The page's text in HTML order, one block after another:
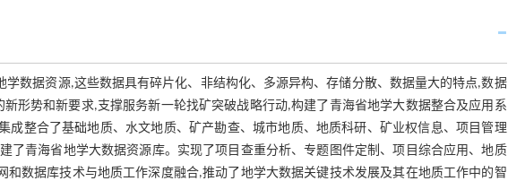
学数据资源,这些数据具有碎片化、非结构化、多源异构、存储分散、数据量大的特点,数据
形势和新要求,支撑服务新一轮找矿突破战略行动,构建了青海省地学大数据整合及应用系
成整合了基础地质、水文地质、矿产勘查、城市地质、地质科研、矿业权信息、项目管理
了青海省地学大数据资源库。实现了项目查重分析、专题图件定制、项目综合应用、地质
数据库技术与地质工作深度融合,推动了地学大数据关键技术发展及其在地质工作中的智